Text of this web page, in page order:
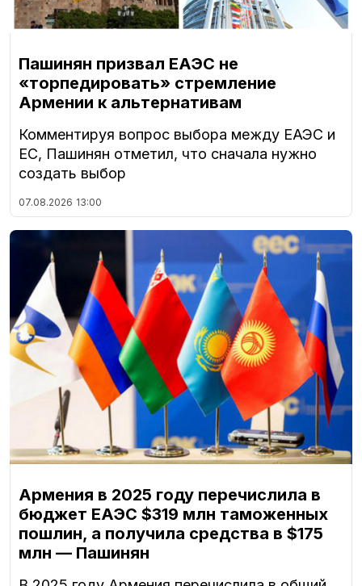
Пашинян призвал ЕАЭС не
«торпедировать» стремление
Армении к альтернативам
Комментируя вопрос выбора между ЕАЭС и
ЕС, Пашинян отметил, что сначала нужно
создать выбор
07.08.2026 13:00
Армения в 2025 году перечислила в
бюджет ЕАЭС $319 млн таможенных
пошлин, а получила средства в $175
млн — Пашинян